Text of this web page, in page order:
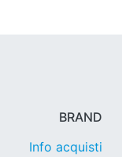
BRAND
Info acquisti